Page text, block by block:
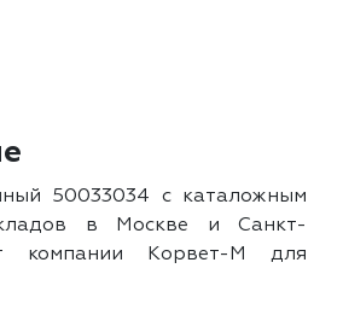
50033034 с каталожным
в Москве и Санкт-
компании Корвет-М для